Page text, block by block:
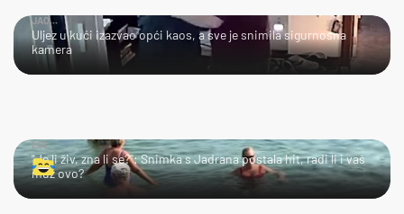
JAO...
Uljez u kući izazvao opći kaos, a sve je snimila sigurnosna
kamera
LOL
"Je li živ, zna li se?": Snimka s Jadrana postala hit, radi li i vaš
muž ovo?